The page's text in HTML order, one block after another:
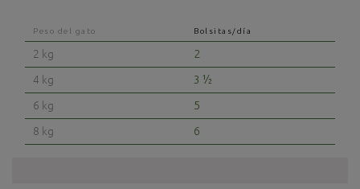
Peso del gato Bolsitas/día
2 kg
2
4 kg
3 ½
6 kg
5
8 kg
6